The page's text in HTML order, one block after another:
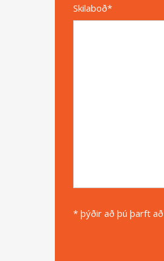
Skilaboð*
* þýðir að þú þarft